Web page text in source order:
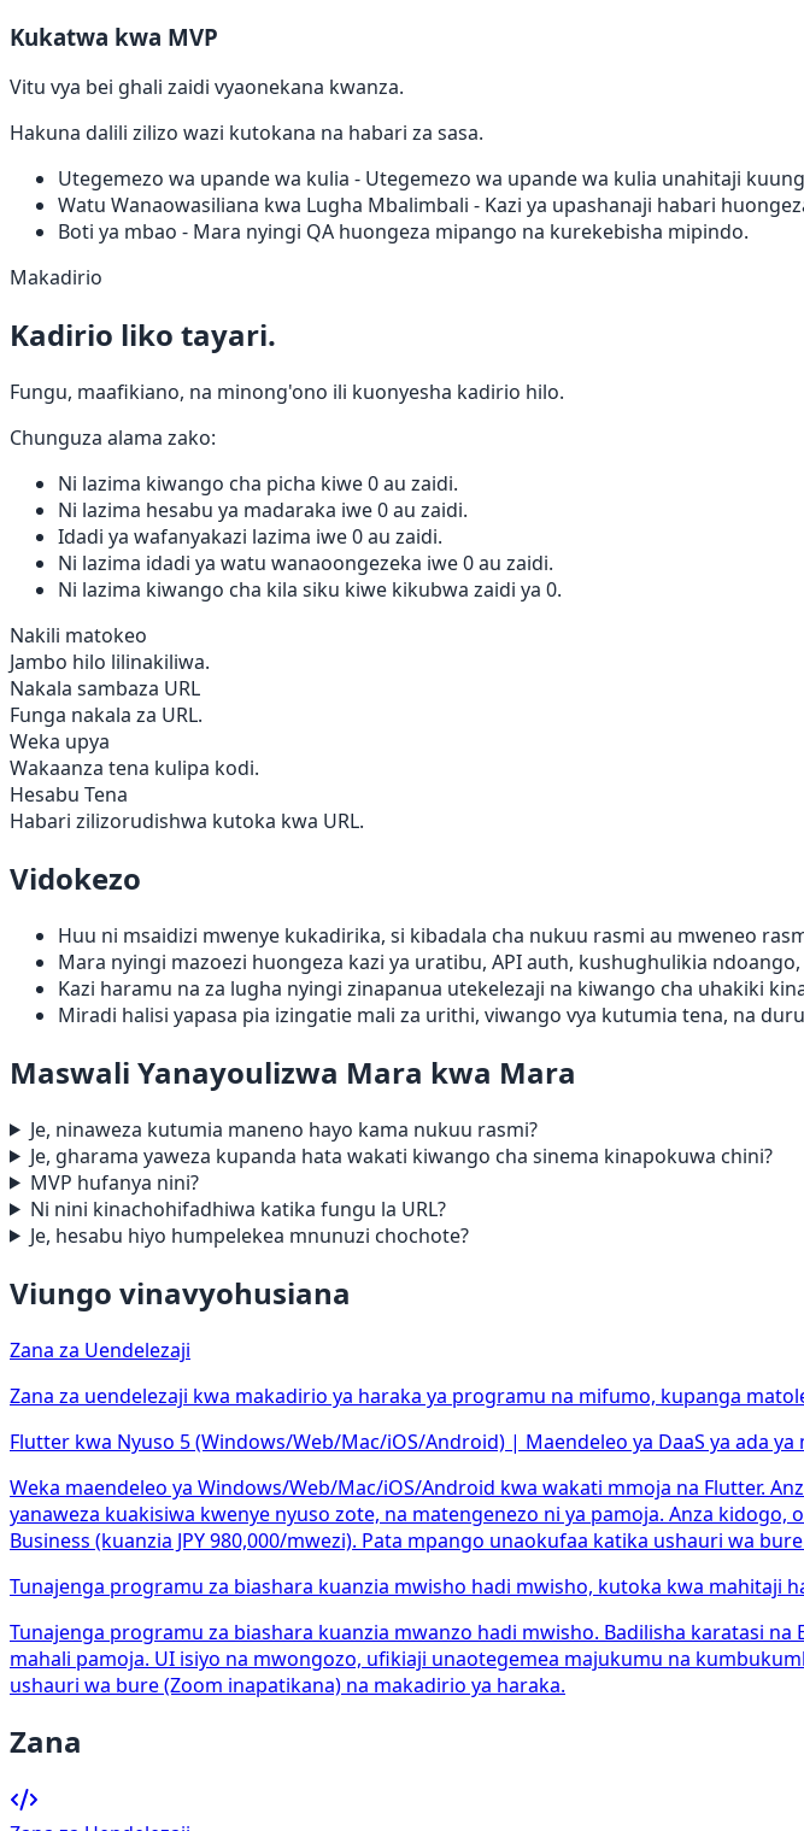
Kukatwa kwa MVP
Vitu vya bei ghali zaidi vyaonekana kwanza.
Hakuna dalili zilizo wazi kutokana na habari za sasa.
Utegemezo wa upande wa kulia - Utegemezo wa upande wa kulia unahitaji
Watu Wanaowasiliana kwa Lugha Mbalimbali - Kazi ya upashanaji habari
Boti ya mbao - Mara nyingi QA huongeza mipango na kurekebisha mipindo.
Makadirio
Kadirio liko tayari.
Fungu, maafikiano, na minong'ono ili kuonyesha kadirio hilo.
Chunguza alama zako:
Ni lazima kiwango cha picha kiwe 0 au zaidi.
Ni lazima hesabu ya madaraka iwe 0 au zaidi.
Idadi ya wafanyakazi lazima iwe 0 au zaidi.
Ni lazima idadi ya watu wanaoongezeka iwe 0 au zaidi.
Ni lazima kiwango cha kila siku kiwe kikubwa zaidi ya 0.
Nakili matokeo
Jambo hilo lilinakiliwa.
Nakala sambaza URL
Funga nakala za URL.
Weka upya
Wakaanza tena kulipa kodi.
Hesabu Tena
Habari zilizorudishwa kutoka kwa URL.
Vidokezo
Huu ni msaidizi mwenye kukadirika, si kibadala cha nukuu rasmi au mweneo
Mara nyingi mazoezi huongeza kazi ya uratibu, API auth, kushughulikia
Kazi haramu na za lugha nyingi zinapanua utekelezaji na kiwango cha uhakiki
Miradi halisi yapasa pia izingatie mali za urithi, viwango vya kutumia tena, na
Maswali Yanayoulizwa Mara kwa Mara
Je, ninaweza kutumia maneno hayo kama nukuu rasmi?
Je, gharama yaweza kupanda hata wakati kiwango cha sinema kinapokuwa chini?
MVP hufanya nini?
Ni nini kinachohifadhiwa katika fungu la URL?
Je, hesabu hiyo humpelekea mnunuzi chochote?
Viungo vinavyohusiana
Zana za Uendelezaji
Zana za uendelezaji kwa makadirio ya haraka ya programu na mifumo, kupanga
Flutter kwa Nyuso 5 (Windows/Web/Mac/iOS/Android) | Maendeleo ya DaaS ya ada ya
Weka maendeleo ya Windows/Web/Mac/iOS/Android kwa wakati mmoja na Flutter.
yanaweza kuakisiwa kwenye nyuso zote, na matengenezo ni ya pamoja. Anza kidogo,
Business (kuanzia JPY 980,000/mwezi). Pata mpango unaokufaa katika ushauri wa
Tunajenga programu za biashara kuanzia mwisho hadi mwisho, kutoka kwa mahitaji
Tunajenga programu za biashara kuanzia mwanzo hadi mwisho. Badilisha karatasi
mahali pamoja. UI isiyo na mwongozo, ufikiaji unaotegemea majukumu na
ushauri wa bure (Zoom inapatikana) na makadirio ya haraka.
Zana